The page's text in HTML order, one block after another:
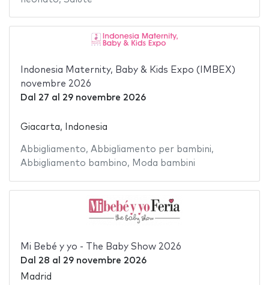
Indonesia Maternity, Baby & Kids Expo (IMBEX)
novembre 2026
Dal 27 al 29 novembre 2026
Giacarta, Indonesia
Abbigliamento, Abbigliamento per bambini,
Abbigliamento bambino, Moda bambini
Mi Bebé y yo - The Baby Show 2026
Dal 28 al 29 novembre 2026
Madrid